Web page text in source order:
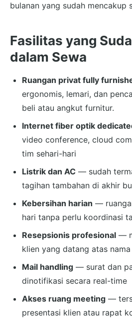
bulanan yang sudah mencakup
Fasilitas yang
dalam Sewa
Ruangan privat fully
ergonomis, lemari, dan
beli atau angkut furnitur.
Internet fiber optik
video conference, cloud
tim sehari-hari
Listrik dan AC — sudah
tagihan tambahan di akhir
Kebersihan harian —
hari tanpa perlu koordinasi
Resepsionis profesional —
klien yang datang atas
Mail handling — surat dan
dinotifikasi secara real-time
Akses ruang meeting —
presentasi klien atau rapat